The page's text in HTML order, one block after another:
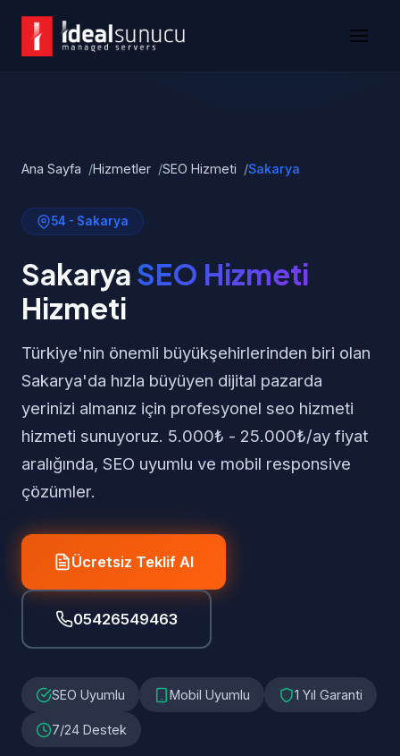
Ana Sayfa Hizmetler SEO Hizmeti Sakarya
54 - Sakarya
Sakarya SEO Hizmeti
Hizmeti
Türkiye'nin önemli büyükşehirlerinden biri olan
Sakarya'da hızla büyüyen dijital pazarda
yerinizi almanız için profesyonel seo hizmeti
hizmeti sunuyoruz. 5.000₺ - 25.000₺/ay fiyat
aralığında, SEO uyumlu ve mobil responsive
çözümler.
Ücretsiz Teklif Al
05426549463
SEO Uyumlu Mobil Uyumlu 1 Yıl Garanti
7/24 Destek